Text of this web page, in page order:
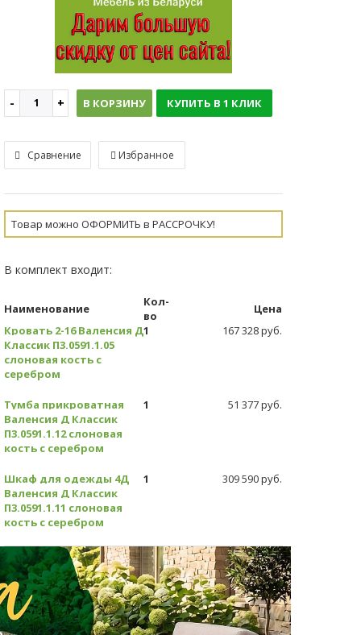
В КОРЗИНУ КУПИТЬ В 1 КЛИК
Сравнение Избранное
Товар можно ОФОРМИТЬ в РАССРОЧКУ!
В комплект входит:
Наименование
Кол-
во
Цена
Кровать 2-16 Валенсия Д
Классик П3.0591.1.05
слоновая кость с
серебром
1 167 328 руб.
Тумба прикроватная
Валенсия Д Классик
П3.0591.1.12 слоновая
кость с серебром
1 51 377 руб.
Шкаф для одежды 4Д
Валенсия Д Классик
П3.0591.1.11 слоновая
кость с серебром
1 309 590 руб.